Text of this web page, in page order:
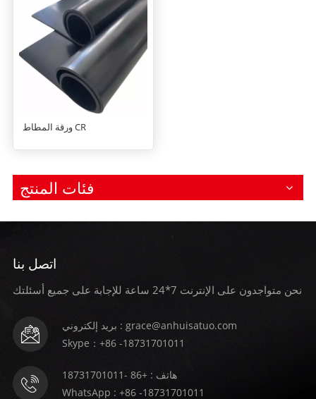
ورقة المطاط CR
فئات المنتج
اتصل بنا
نحن متواجدون على الإنترنت 7*24 ساعة للإجابة على جميع أسئلتك
بريد إلكتروني : grace@anhuisatuo.com
Skype：+86 -18731701011
هاتف : +86 -18731701011
WhatsApp : +86 -18731701011